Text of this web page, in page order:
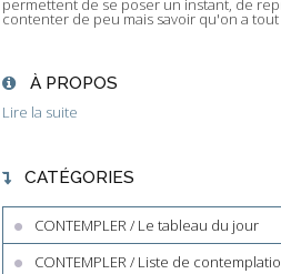
permettent de se poser un instant, de
contenter de peu mais savoir qu'on a tout
À PROPOS
Lire la suite
CATÉGORIES
CONTEMPLER / Le tableau du jour
CONTEMPLER / Liste de